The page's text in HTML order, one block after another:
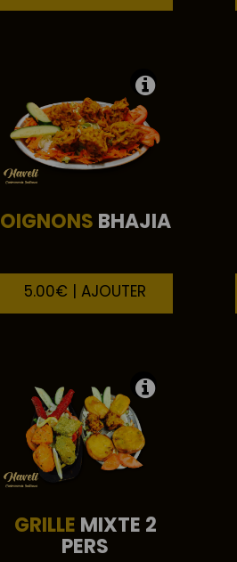
OIGNONS BHAJIA
5.00€ | AJOUTER
GRILLE MIXTE 2
PERS